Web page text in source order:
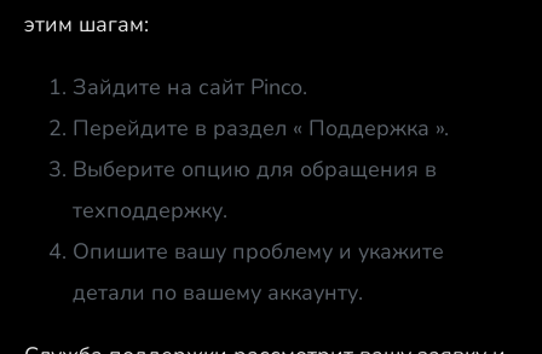
этим шагам:
Зайдите на сайт Pinco.
Перейдите в раздел « Поддержка ».
Выберите опцию для обращения в
техподдержку.
Опишите вашу проблему и укажите
детали по вашему аккаунту.